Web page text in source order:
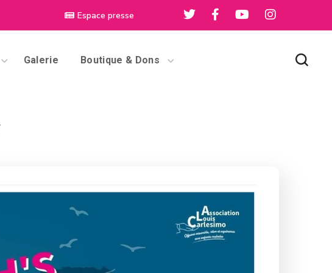
Espace presse
Galerie Boutique & Dons